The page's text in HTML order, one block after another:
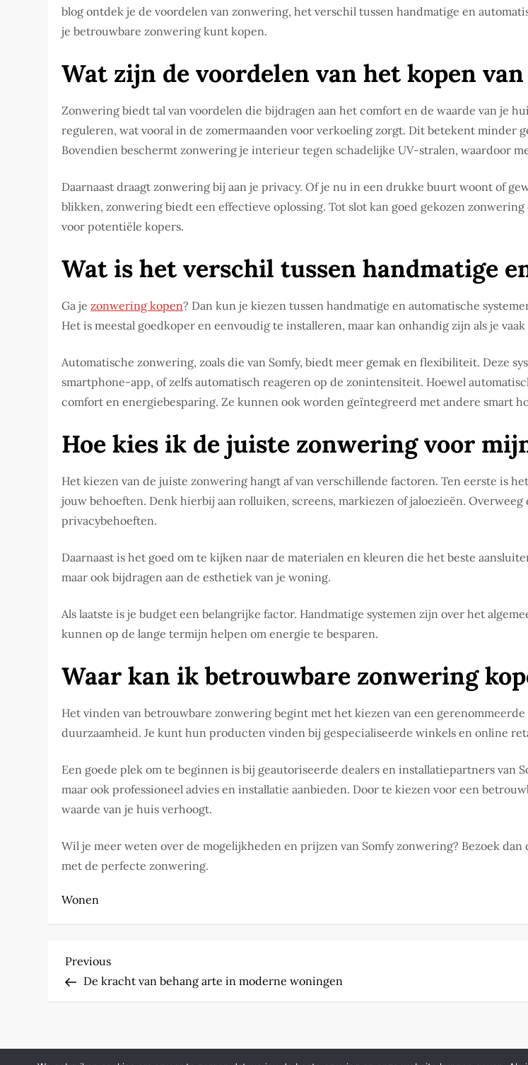
blog ontdek je de voordelen van zonwering, het verschil tussen handmatige en
je betrouwbare zonwering kunt kopen.
Wat zijn de voordelen van het kopen
Zonwering biedt tal van voordelen die bijdragen aan het comfort en de waarde van je
reguleren, wat vooral in de zomermaanden voor verkoeling zorgt. Dit betekent
Bovendien beschermt zonwering je interieur tegen schadelijke UV-stralen, waardoor
Daarnaast draagt zonwering bij aan je privacy. Of je nu in een drukke buurt woont of
blikken, zonwering biedt een effectieve oplossing. Tot slot kan goed gekozen
voor potentiële kopers.
Wat is het verschil tussen handmatige
Ga jezonwering kopen? Dan kun je kiezen tussen handmatige en automatische
Het is meestal goedkoper en eenvoudig te installeren, maar kan onhandig zijn als je
Automatische zonwering, zoals die van Somfy, biedt meer gemak en flexibiliteit. Deze
smartphone-app, of zelfs automatisch reageren op de zonintensiteit. Hoewel
comfort en energiebesparing. Ze kunnen ook worden geïntegreerd met andere smart
Hoe kies ik de juiste zonwering voor
Het kiezen van de juiste zonwering hangt af van verschillende factoren. Ten eerste is
jouw behoeften. Denk hierbij aan rolluiken, screens, markiezen of jaloezieën.
privacybehoeften.
Daarnaast is het goed om te kijken naar de materialen en kleuren die het beste
maar ook bijdragen aan de esthetiek van je woning.
Als laatste is je budget een belangrijke factor. Handmatige systemen zijn over het
kunnen op de lange termijn helpen om energie te besparen.
Waar kan ik betrouwbare zonwering
Het vinden van betrouwbare zonwering begint met het kiezen van een
duurzaamheid. Je kunt hun producten vinden bij gespecialiseerde winkels en online
Een goede plek om te beginnen is bij geautoriseerde dealers en installatiepartners van
maar ook professioneel advies en installatie aanbieden. Door te kiezen voor een
waarde van je huis verhoogt.
Wil je meer weten over de mogelijkheden en prijzen van Somfy zonwering? Bezoek dan
met de perfecte zonwering.
Wonen
P
o
Previous
Post
Previous
De kracht van behang arte in moderne woningen